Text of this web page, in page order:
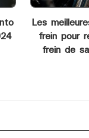
in
Les
frein pour
frein de